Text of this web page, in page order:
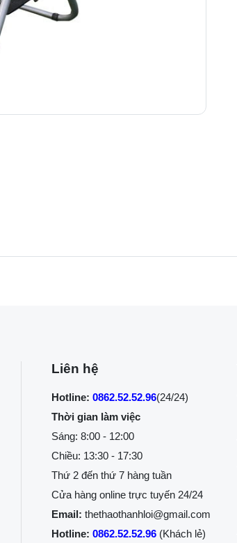
Liên hệ
Hotline: 0862.52.52.96(24/24)
Thời gian làm việc
Sáng: 8:00 - 12:00
Chiều: 13:30 - 17:30
Thứ 2 đến thứ 7 hàng tuần
Cửa hàng online trực tuyến 24/24
Email: thethaothanhloi@gmail.com
Hotline: 0862.52.52.96 (Khách lẻ)